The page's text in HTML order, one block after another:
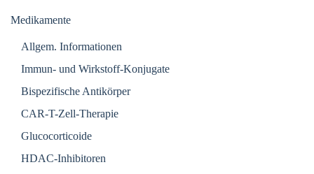
Medikamente
Allgem. Informationen
Immun- und Wirkstoff-Konjugate
Bispezifische Antikörper
CAR-T-Zell-Therapie
Glucocorticoide
HDAC-Inhibitoren